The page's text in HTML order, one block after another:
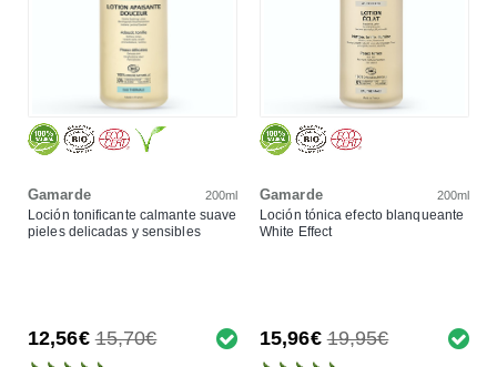
Gamarde 200ml
Loción tonificante calmante suave
pieles delicadas y sensibles
12,56€ 15,70€
Gamarde 200ml
Loción tónica efecto blanqueante
White Effect
15,96€ 19,95€